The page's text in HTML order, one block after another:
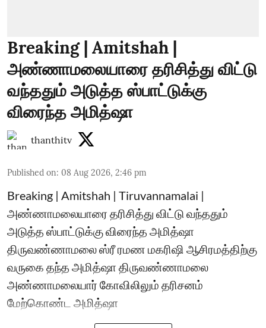
Breaking | Amitshah |
அண்ணாமலையாரை தரிசித்து விட்டு
வந்ததும் அடுத்த ஸ்பாட்டுக்கு
விரைந்த அமித்ஷா
thanthitv
Published on: 08 Aug 2026, 2:46 pm
Breaking | Amitshah | Tiruvannamalai |
அண்ணாமலையாரை தரிசித்து விட்டு வந்ததும்
அடுத்த ஸ்பாட்டுக்கு விரைந்த அமித்ஷா
திருவண்ணாமலை ஸ்ரீ ரமண மகரிஷி ஆசிரமத்திற்கு
வருகை தந்த அமித்ஷா திருவண்ணாமலை
அண்ணாமலையார் கோவிலிலும் தரிசனம்
மேற்கொண்ட அமித்ஷா